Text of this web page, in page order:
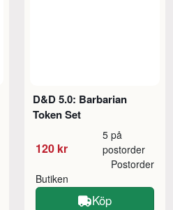
D&D 5.0: Barbarian
Token Set
120 kr
5 på
postorder
Butiken
Postorder
Köp